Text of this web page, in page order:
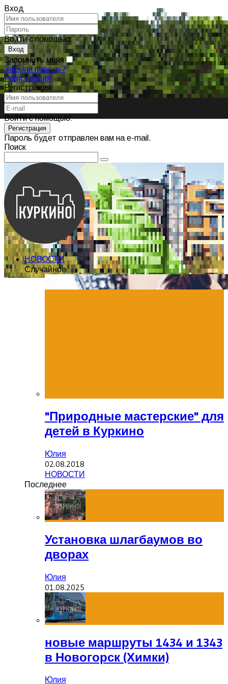
Вход
Войти с помощью:
Запомнить меня
Забыли пароль?
Регистрация
Регистрация
Войти с помощью:
Пароль будет отправлен вам на e-mail.
Поиск
НОВОСТИ
Случайное
"Природные мастерские" для
детей в Куркино
Юлия
02.08.2018
НОВОСТИ
Последнее
Установка шлагбаумов во
дворах
Юлия
01.08.2025
новые маршруты 1434 и 1343
в Новогорск (Химки)
Юлия